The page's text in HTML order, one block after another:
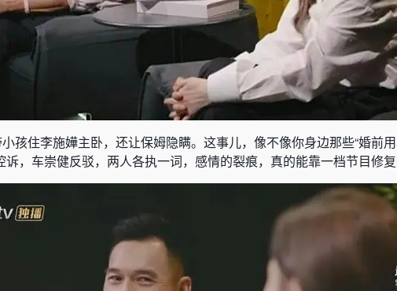
孩住李施嬅主卧，还让保姆隐瞒。这事儿，像不像你身边那些“婚前
诉，车崇健反驳，两人各执一词，感情的裂痕，真的能靠一档节目修复